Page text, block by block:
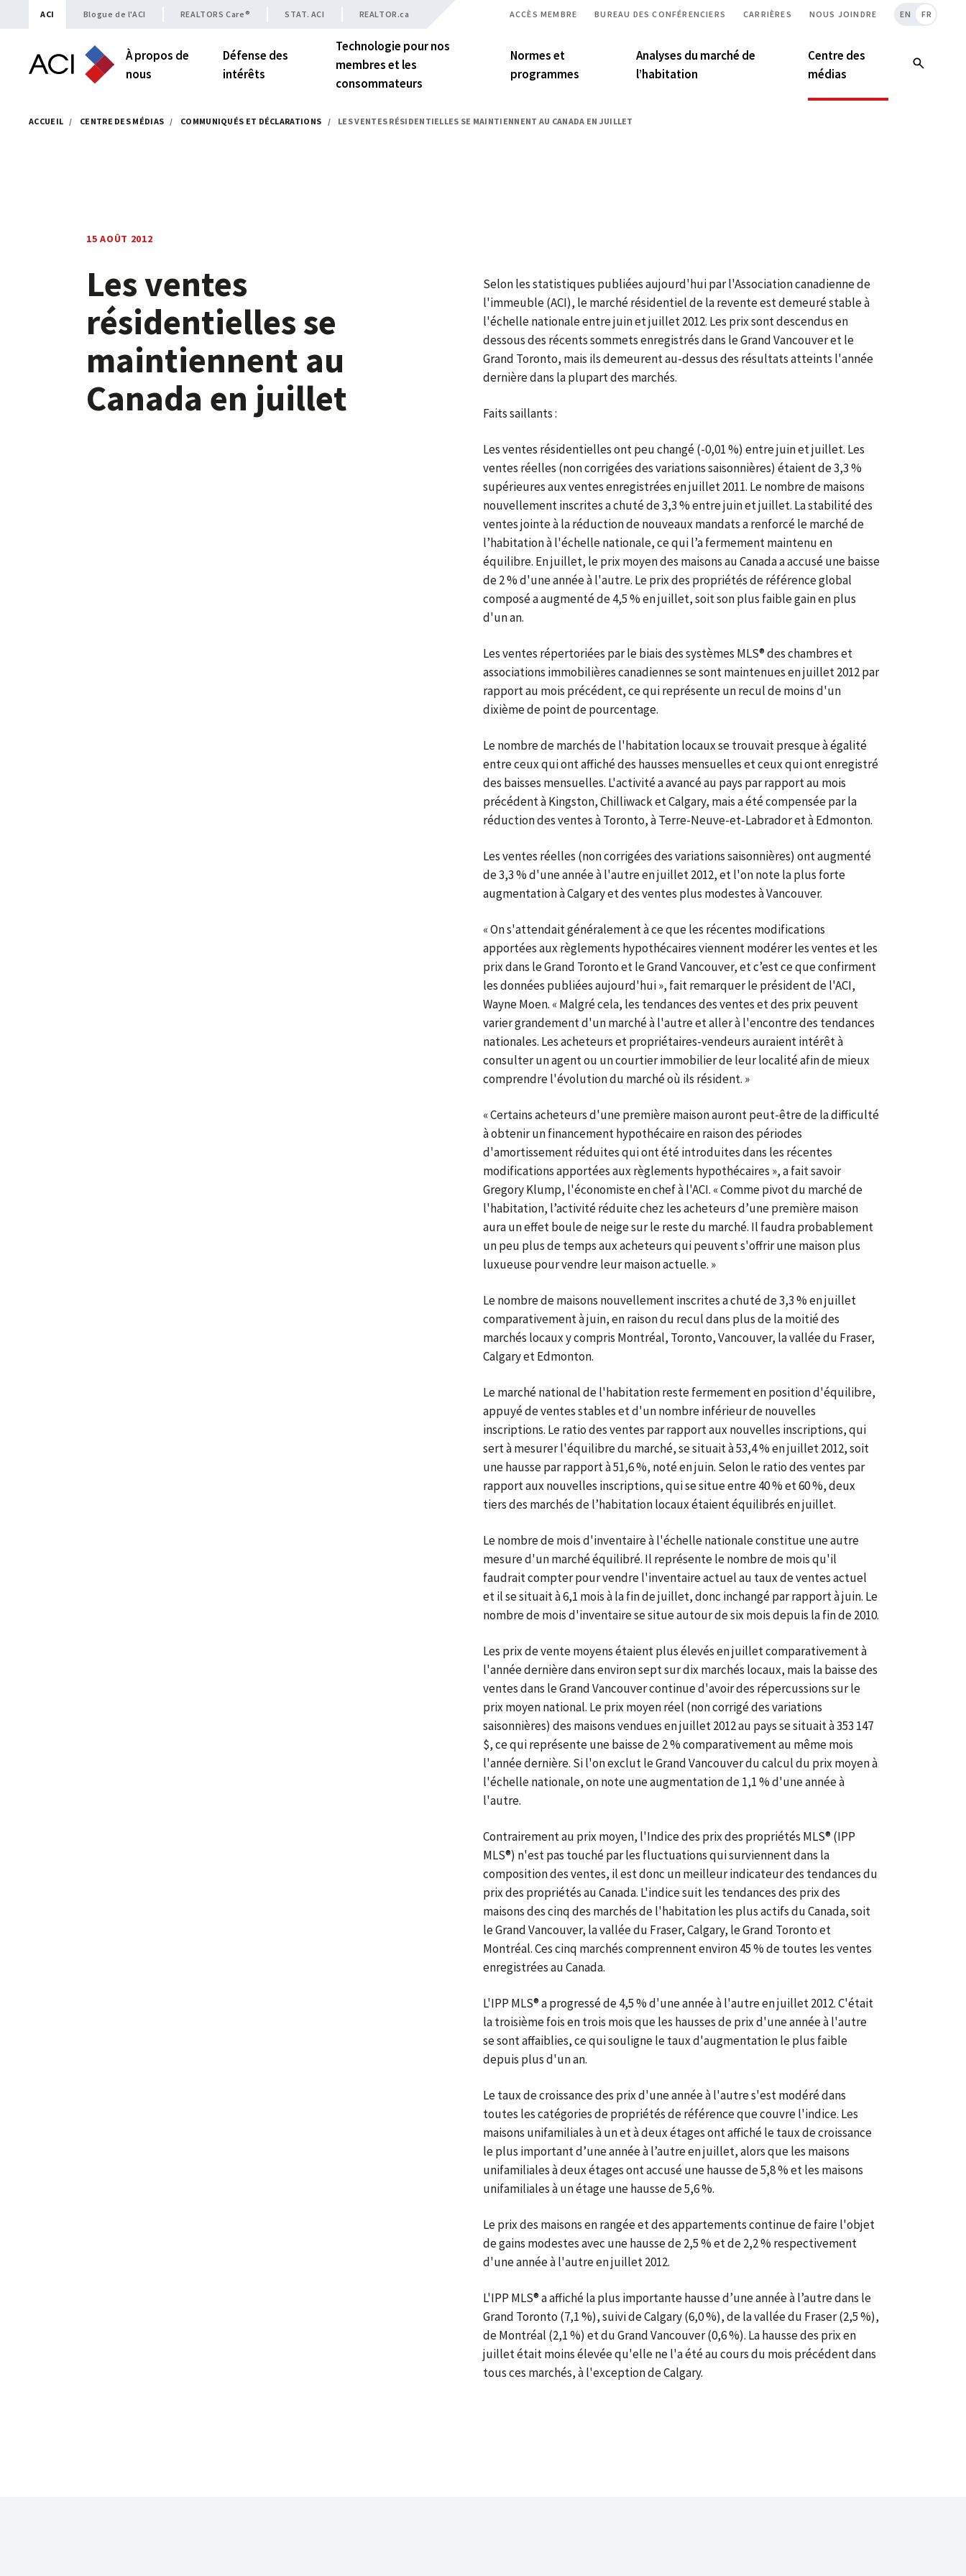
Skip to content
ACI Blogue de l'ACI REALTORS Care® STAT. ACI REALTOR.ca ACCÈS MEMBRE BUREAU DES CONFÉRENCIERS CARRIÈRES NOUS JOINDRE EN FR
À propos de
nous
Défense des
intérêts
Technologie pour nos
membres et les
consommateurs
Normes et
programmes
Analyses du marché de
l’habitation
Centre des
médias
ACCUEIL / CENTRE DES MÉDIAS / COMMUNIQUÉS ET DÉCLARATIONS / LES VENTES RÉSIDENTIELLES SE MAINTIENNENT AU CANADA EN JUILLET
15 AOÛT 2012
Les ventes
résidentielles se
maintiennent au
Canada en juillet
Selon les statistiques publiées aujourd'hui par l'Association canadienne de
l'immeuble (ACI), le marché résidentiel de la revente est demeuré stable à
l'échelle nationale entre juin et juillet 2012. Les prix sont descendus en
dessous des récents sommets enregistrés dans le Grand Vancouver et le
Grand Toronto, mais ils demeurent au-dessus des résultats atteints l'année
dernière dans la plupart des marchés.
Faits saillants :
Les ventes résidentielles ont peu changé (-0,01 %) entre juin et juillet. Les
ventes réelles (non corrigées des variations saisonnières) étaient de 3,3 %
supérieures aux ventes enregistrées en juillet 2011. Le nombre de maisons
nouvellement inscrites a chuté de 3,3 % entre juin et juillet. La stabilité des
ventes jointe à la réduction de nouveaux mandats a renforcé le marché de
l’habitation à l'échelle nationale, ce qui l’a fermement maintenu en
équilibre. En juillet, le prix moyen des maisons au Canada a accusé une baisse
de 2 % d'une année à l'autre. Le prix des propriétés de référence global
composé a augmenté de 4,5 % en juillet, soit son plus faible gain en plus
d'un an.
Les ventes répertoriées par le biais des systèmes MLS® des chambres et
associations immobilières canadiennes se sont maintenues en juillet 2012 par
rapport au mois précédent, ce qui représente un recul de moins d'un
dixième de point de pourcentage.
Le nombre de marchés de l'habitation locaux se trouvait presque à égalité
entre ceux qui ont affiché des hausses mensuelles et ceux qui ont enregistré
des baisses mensuelles. L'activité a avancé au pays par rapport au mois
précédent à Kingston, Chilliwack et Calgary, mais a été compensée par la
réduction des ventes à Toronto, à Terre-Neuve-et-Labrador et à Edmonton.
Les ventes réelles (non corrigées des variations saisonnières) ont augmenté
de 3,3 % d'une année à l'autre en juillet 2012, et l'on note la plus forte
augmentation à Calgary et des ventes plus modestes à Vancouver.
« On s'attendait généralement à ce que les récentes modifications
apportées aux règlements hypothécaires viennent modérer les ventes et les
prix dans le Grand Toronto et le Grand Vancouver, et c’est ce que confirment
les données publiées aujourd'hui », fait remarquer le président de l'ACI,
Wayne Moen. « Malgré cela, les tendances des ventes et des prix peuvent
varier grandement d'un marché à l'autre et aller à l'encontre des tendances
nationales. Les acheteurs et propriétaires-vendeurs auraient intérêt à
consulter un agent ou un courtier immobilier de leur localité afin de mieux
comprendre l'évolution du marché où ils résident. »
« Certains acheteurs d'une première maison auront peut-être de la difficulté
à obtenir un financement hypothécaire en raison des périodes
d'amortissement réduites qui ont été introduites dans les récentes
modifications apportées aux règlements hypothécaires », a fait savoir
Gregory Klump, l'économiste en chef à l'ACI. « Comme pivot du marché de
l'habitation, l’activité réduite chez les acheteurs d’une première maison
aura un effet boule de neige sur le reste du marché. Il faudra probablement
un peu plus de temps aux acheteurs qui peuvent s'offrir une maison plus
luxueuse pour vendre leur maison actuelle. »
Le nombre de maisons nouvellement inscrites a chuté de 3,3 % en juillet
comparativement à juin, en raison du recul dans plus de la moitié des
marchés locaux y compris Montréal, Toronto, Vancouver, la vallée du Fraser,
Calgary et Edmonton.
Le marché national de l'habitation reste fermement en position d'équilibre,
appuyé de ventes stables et d'un nombre inférieur de nouvelles
inscriptions. Le ratio des ventes par rapport aux nouvelles inscriptions, qui
sert à mesurer l'équilibre du marché, se situait à 53,4 % en juillet 2012, soit
une hausse par rapport à 51,6 %, noté en juin. Selon le ratio des ventes par
rapport aux nouvelles inscriptions, qui se situe entre 40 % et 60 %, deux
tiers des marchés de l’habitation locaux étaient équilibrés en juillet.
Le nombre de mois d'inventaire à l'échelle nationale constitue une autre
mesure d'un marché équilibré. Il représente le nombre de mois qu'il
faudrait compter pour vendre l'inventaire actuel au taux de ventes actuel
et il se situait à 6,1 mois à la fin de juillet, donc inchangé par rapport à juin. Le
nombre de mois d'inventaire se situe autour de six mois depuis la fin de 2010.
Les prix de vente moyens étaient plus élevés en juillet comparativement à
l'année dernière dans environ sept sur dix marchés locaux, mais la baisse des
ventes dans le Grand Vancouver continue d'avoir des répercussions sur le
prix moyen national. Le prix moyen réel (non corrigé des variations
saisonnières) des maisons vendues en juillet 2012 au pays se situait à 353 147
$, ce qui représente une baisse de 2 % comparativement au même mois
l'année dernière. Si l'on exclut le Grand Vancouver du calcul du prix moyen à
l'échelle nationale, on note une augmentation de 1,1 % d'une année à
l'autre.
Contrairement au prix moyen, l'Indice des prix des propriétés MLS® (IPP
MLS®) n'est pas touché par les fluctuations qui surviennent dans la
composition des ventes, il est donc un meilleur indicateur des tendances du
prix des propriétés au Canada. L'indice suit les tendances des prix des
maisons des cinq des marchés de l'habitation les plus actifs du Canada, soit
le Grand Vancouver, la vallée du Fraser, Calgary, le Grand Toronto et
Montréal. Ces cinq marchés comprennent environ 45 % de toutes les ventes
enregistrées au Canada.
L'IPP MLS® a progressé de 4,5 % d'une année à l'autre en juillet 2012. C'était
la troisième fois en trois mois que les hausses de prix d'une année à l'autre
se sont affaiblies, ce qui souligne le taux d'augmentation le plus faible
depuis plus d'un an.
Le taux de croissance des prix d'une année à l'autre s'est modéré dans
toutes les catégories de propriétés de référence que couvre l'indice. Les
maisons unifamiliales à un et à deux étages ont affiché le taux de croissance
le plus important d’une année à l’autre en juillet, alors que les maisons
unifamiliales à deux étages ont accusé une hausse de 5,8 % et les maisons
unifamiliales à un étage une hausse de 5,6 %.
Le prix des maisons en rangée et des appartements continue de faire l'objet
de gains modestes avec une hausse de 2,5 % et de 2,2 % respectivement
d'une année à l'autre en juillet 2012.
L'IPP MLS® a affiché la plus importante hausse d’une année à l’autre dans le
Grand Toronto (7,1 %), suivi de Calgary (6,0 %), de la vallée du Fraser (2,5 %),
de Montréal (2,1 %) et du Grand Vancouver (0,6 %). La hausse des prix en
juillet était moins élevée qu'elle ne l'a été au cours du mois précédent dans
tous ces marchés, à l'exception de Calgary.